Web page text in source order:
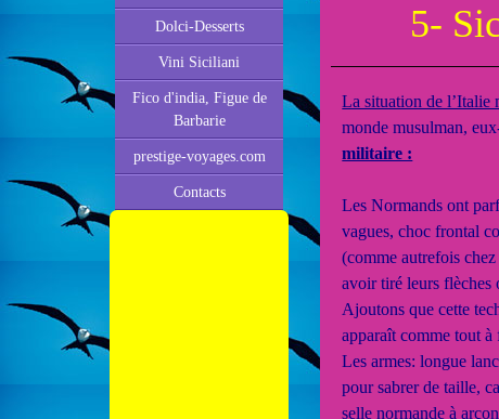
Dolci-Desserts
Vini Siciliani
Fico d'india, Figue de
Barbarie
prestige-voyages.com
Contacts
5-
La situation de l’Italie
monde musulman,
militaire :
Les Normands ont
vagues, choc frontal
(comme autrefois
avoir tiré leurs flèches
Ajoutons que cette
apparaît comme tout à
Les armes: longue
pour sabrer de taille,
selle normande à